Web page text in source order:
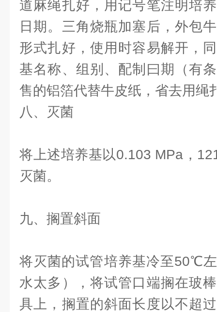
道麻绳扎好，用记号笔注明培
日期。三角烧瓶加塞后，外包
形式扎好，使用时容易解开，
基名称、组别、配制曰期（有
售的铝箔代替牛皮纸，省去用绳
八、灭菌
将上述培养基以0.103 MPa，
灭菌。
九、搁置斜面
将灭菌的试管培养基冷至50℃
水太多），将试管口端搁在玻
具上，搁置的斜面长度以不超